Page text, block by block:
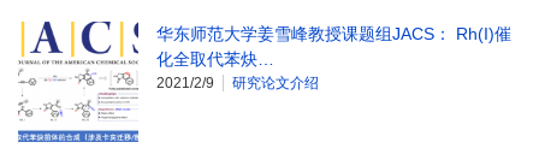
华东师范大学姜雪峰教授课题组JACS： Rh(I)催
化全取代苯炔…
2021/2/9 研究论文介绍